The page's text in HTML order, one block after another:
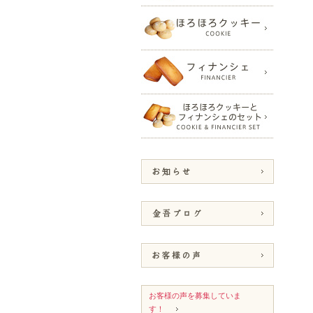
お客様の声を募集していま
す！